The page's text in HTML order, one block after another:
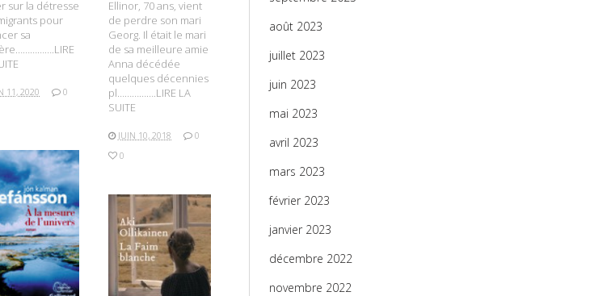
sur la détresse
pour
sa
11, 2020
0
Ellinor, 70 ans, vient
de perdre son mari
Georg. Il était le mari
de sa meilleure amie
Anna décédée
quelques décennies
pl…………….LIRE LA
SUITE
JUIN 10, 2018
0
0
LA SUITE
LIRE LA SUITE
août 2023
juillet 2023
juin 2023
mai 2023
avril 2023
mars 2023
février 2023
janvier 2023
décembre 2022
novembre 2022